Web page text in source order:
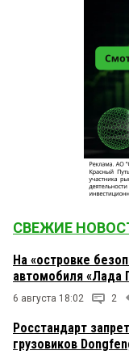
СВЕЖИЕ
На «островке
автомобиля «Лада
6 августа 18:02 2
Росстандарт
грузовиков